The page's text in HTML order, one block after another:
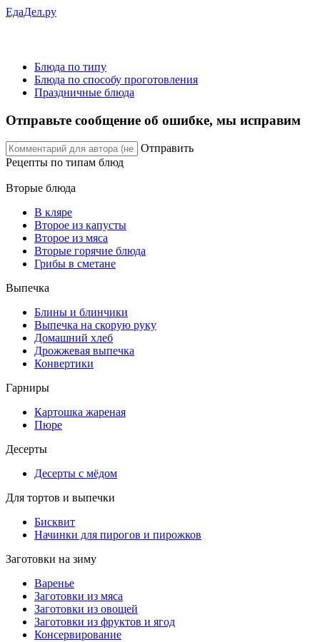
ЕдаДел.ру
Блюда по типу
Блюда по способу проготовления
Праздничные блюда
Отправьте сообщение об ошибке, мы исправим
Отправить
Рецепты по типам блюд
Вторые блюда
В кляре
Второе из капусты
Второе из мяса
Вторые горячие блюда
Грибы в сметане
Выпечка
Блины и блинчики
Выпечка на скорую руку
Домашний хлеб
Дрожжевая выпечка
Конвертики
Гарниры
Картошка жареная
Пюре
Десерты
Десерты с мёдом
Для тортов и выпечки
Бисквит
Начинки для пирогов и пирожков
Заготовки на зиму
Варенье
Заготовки из мяса
Заготовки из овощей
Заготовки из фруктов и ягод
Консервирование